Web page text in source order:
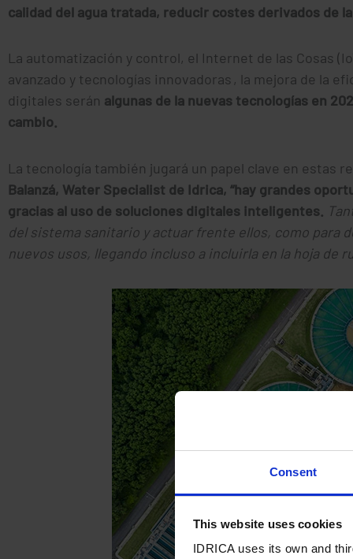
Consent
This website uses cookies
IDRICA uses its own and
calidad del agua tratada, reducir costes derivados de
La automatización y control, el Internet de las Cosas
avanzado y tecnologías innovadoras , la mejora de la
digitales serán algunas de la nuevas tecnologías en
cambio.
La tecnología también jugará un papel clave en estas
Balanzá, Water Specialist de Idrica, “hay grandes
gracias al uso de soluciones digitales inteligentes.
del sistema sanitario y actuar frente ellos, como para
nuevos usos, llegando incluso a incluirla en la hoja de